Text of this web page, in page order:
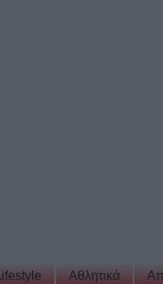
Lifestyle Αθλητικά